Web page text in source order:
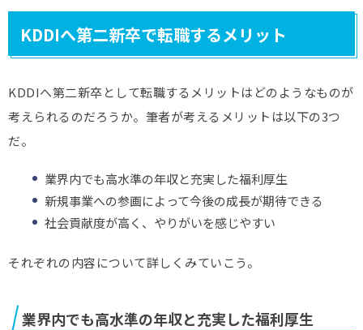
KDDIへ第二新卒で転職するメリット
KDDIへ第二新卒として転職するメリットはどのようなものが
考えられるのだろうか。筆者が考えるメリットは以下の3つ
だ。
業界内でも高水準の年収と充実した福利厚生
新規事業への参画によって今後の成長が期待できる
社会貢献度が高く、やりがいを感じやすい
それぞれの内容について詳しくみていこう。
業界内でも高水準の年収と充実した福利厚生